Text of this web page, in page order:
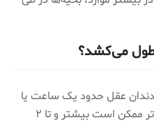
می‌کشد؟
عقل حدود یک ساعت یا
کمتر طول می‌کشد. موارد پیچیده تر ممکن است بیشتر و تا ۲